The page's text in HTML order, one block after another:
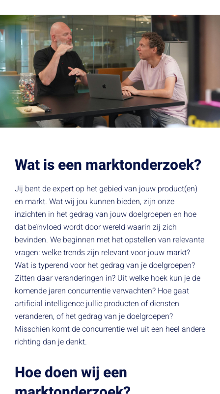
Wat is een marktonderzoek?
Jij bent de expert op het gebied van jouw product(en)
en markt. Wat wij jou kunnen bieden, zijn onze
inzichten in het gedrag van jouw doelgroepen en hoe
dat beïnvloed wordt door wereld waarin zij zich
bevinden. We beginnen met het opstellen van relevante
vragen: welke trends zijn relevant voor jouw markt?
Wat is typerend voor het gedrag van je doelgroepen?
Zitten daar veranderingen in? Uit welke hoek kun je de
komende jaren concurrentie verwachten? Hoe gaat
artificial intelligence jullie producten of diensten
veranderen, of het gedrag van je doelgroepen?
Misschien komt de concurrentie wel uit een heel andere
richting dan je denkt.
Hoe doen wij een